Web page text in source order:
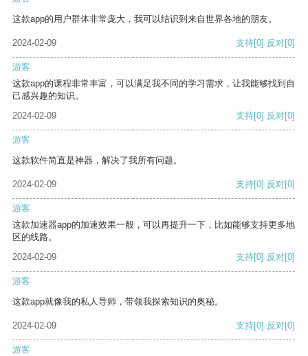
这款app的用户群体非常庞大，我可以结识到来自世界各地的朋友。
2024-02-09 支持[0] 反对[0]
游客
这款app的课程非常丰富，可以满足我不同的学习需求，让我能够找到自
己感兴趣的知识。
2024-02-09
支持[0] 反对[0]
游客
这款软件简直是神器，解决了我所有问题。
2024-02-09 支持[0] 反对[0]
游客
这款加速器app的加速效果一般，可以再提升一下，比如能够支持更多地
区的线路。
2024-02-09
支持[0] 反对[0]
游客
这款app就像我的私人导师，带领我探索知识的奥秘。
2024-02-09 支持[0] 反对[0]
游客